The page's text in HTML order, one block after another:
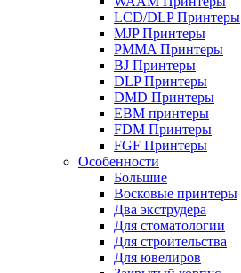
LCD/DLP Принтеры
MJP Принтеры
PMMA Принтеры
BJ Принтеры
DLP Принтеры
DMD Принтеры
EBM принтеры
FDM Принтеры
FGF Принтеры
Особенности
Большие
Восковые принтеры
Два экструдера
Для стоматологии
Для строительства
Для ювелиров